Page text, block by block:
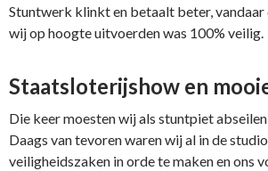
Stuntwerk klinkt en betaalt beter, vandaar
wij op hoogte uitvoerden was 100% veilig.
Staatsloterijshow en
Die keer moesten wij als stuntpiet
Daags van tevoren waren wij al in de
veiligheidszaken in orde te maken en ons